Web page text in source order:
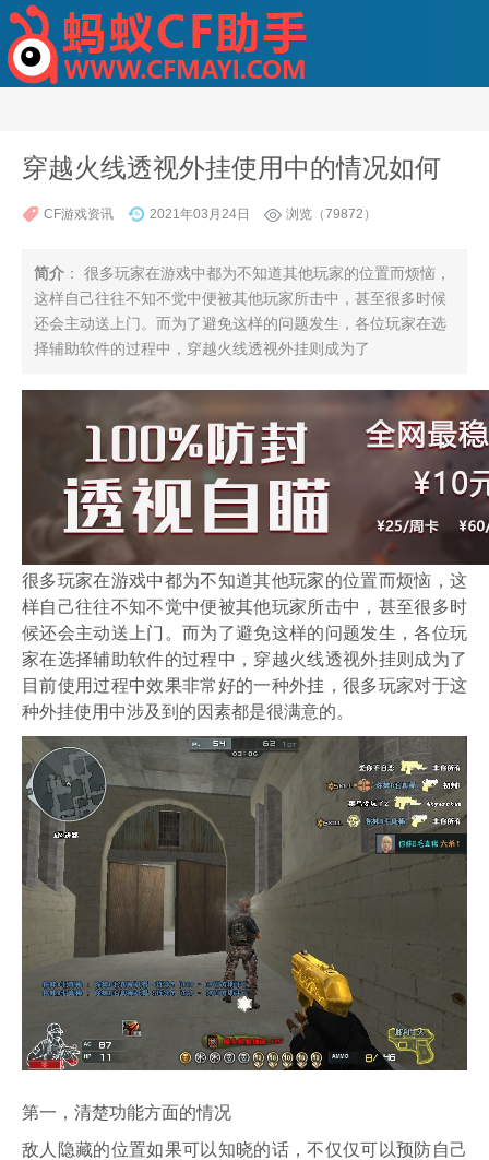
穿越火线透视外挂使用中的情况如何
CF游戏资讯 2021年03月24日 浏览（79872）
简介 ： 很多玩家在游戏中都为不知道其他玩家的位置而烦恼，
这样自己往往不知不觉中便被其他玩家所击中，甚至很多时候
还会主动送上门。而为了避免这样的问题发生，各位玩家在选
择辅助软件的过程中，穿越火线透视外挂则成为了
很多玩家在游戏中都为不知道其他玩家的位置而烦恼，这
样自己往往不知不觉中便被其他玩家所击中，甚至很多时
候还会主动送上门。而为了避免这样的问题发生，各位玩
家在选择辅助软件的过程中，穿越火线透视外挂则成为了
目前使用过程中效果非常好的一种外挂，很多玩家对于这
种外挂使用中涉及到的因素都是很满意的。
第一，清楚功能方面的情况
敌人隐藏的位置如果可以知晓的话，不仅仅可以预防自己